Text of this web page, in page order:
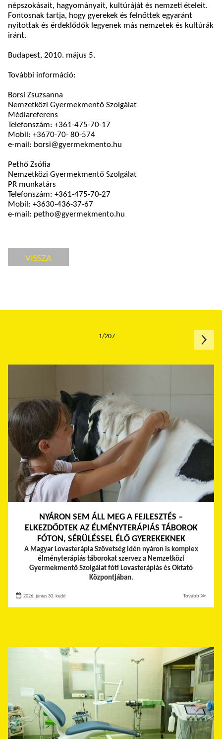
népszokásait, hagyományait, kultúráját és nemzeti ételeit.
Fontosnak tartja, hogy gyerekek és felnőttek egyaránt
nyitottak és érdeklődők legyenek más nemzetek és kultúrák
iránt.
Budapest, 2010. május 5.
További információ:
Borsi Zsuzsanna
Nemzetközi Gyermekmentő Szolgálat
Médiareferens
Telefonszám: +361-475-70-17
Mobil: +3670-70- 80-574
e-mail: borsi@gyermekmento.hu
Pethő Zsófia
Nemzetközi Gyermekmentő Szolgálat
PR munkatárs
Telefonszám: +361-475-70-27
Mobil: +3630-436-37-67
e-mail: petho@gyermekmento.hu
VISSZA
NYÁRON SEM ÁLL MEG A FEJLESZTÉS –
ELKEZDŐDTEK AZ ÉLMÉNYTERÁPIÁS TÁBOROK
FÓTON, SÉRÜLÉSSEL ÉLŐ GYEREKEKNEK
A Magyar Lovasterápia Szövetség idén nyáron is komplex
élményterápiás táborokat szervez a Nemzetközi
Gyermekmentő Szolgálat fóti Lovasterápiás és Oktató
Központjában.
2026. június 30. kedd Tovább ≫
1/207